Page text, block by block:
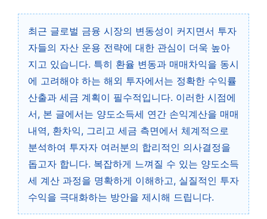
최근 글로벌 금융 시장의 변동성이 커지면서 투자
자들의 자산 운용 전략에 대한 관심이 더욱 높아
지고 있습니다. 특히 환율 변동과 매매차익을 동시
에 고려해야 하는 해외 투자에서는 정확한 수익률
산출과 세금 계획이 필수적입니다. 이러한 시점에
서, 본 글에서는 양도소득세 연간 손익계산을 매매
내역, 환차익, 그리고 세금 측면에서 체계적으로
분석하여 투자자 여러분의 합리적인 의사결정을
돕고자 합니다. 복잡하게 느껴질 수 있는 양도소득
세 계산 과정을 명확하게 이해하고, 실질적인 투자
수익을 극대화하는 방안을 제시해 드립니다.